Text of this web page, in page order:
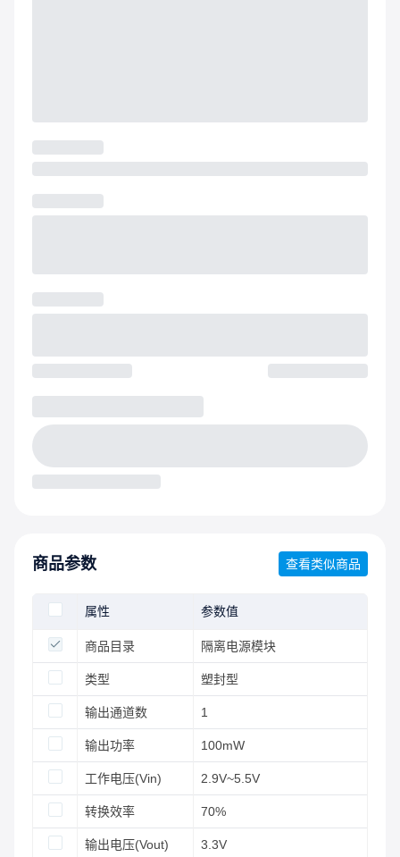
商品参数 查看类似商品
属性 参数值
商品目录 隔离电源模块
类型 塑封型
输出通道数 1
输出功率 100mW
工作电压(Vin) 2.9V~5.5V
转换效率 70%
输出电压(Vout) 3.3V